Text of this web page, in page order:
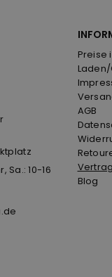
Sa.: 10-16
Preise
AGB
Blog